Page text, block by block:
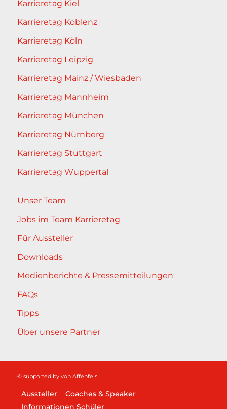
Karrieretag Kiel
Karrieretag Koblenz
Karrieretag Köln
Karrieretag Leipzig
Karrieretag Mainz / Wiesbaden
Karrieretag Mannheim
Karrieretag München
Karrieretag Nürnberg
Karrieretag Stuttgart
Karrieretag Wuppertal
Unser Team
Jobs im Team Karrieretag
Für Aussteller
Downloads
Medienberichte & Pressemitteilungen
FAQs
Tipps
Über unsere Partner
© supported by von Affenfels
Aussteller
Coaches & Speaker
Informationen Schüler